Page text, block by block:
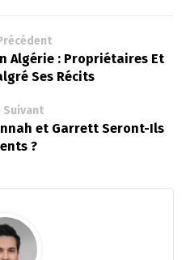
Algérie : Propriétaires Et
Ses Récits
Suivant
et Garrett Seront-Ils
?